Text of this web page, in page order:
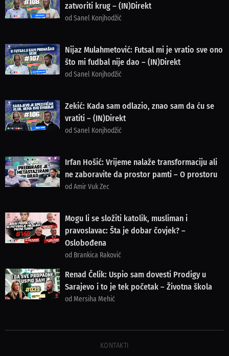
zatvoriti krug – (IN)Direkt
od Sanel Konjhodžić
Nijaz Mulahmetović: Futsal mi je vratio sve ono
što mi fudbal nije dao – (IN)Direkt
od Sanel Konjhodžić
Zekić: Kada sam odlazio, znao sam da ću se
vratiti – (IN)Direkt
od Sanel Konjhodžić
Irfan Hošić: Vrijeme nalaže transformaciju ali
ne zaboravite da prostor pamti – O prostoru
od Amir Vuk Zec
Mogu li se složiti katolik, musliman i
pravoslavac: Šta je dobar čovjek? –
Oslobođena
od Brankica Raković
Renad Čelik: Uspio sam dovesti Prodigy u
Sarajevo i to je tek početak – Životna škola
od Mersiha Mehić
KONTAKTI